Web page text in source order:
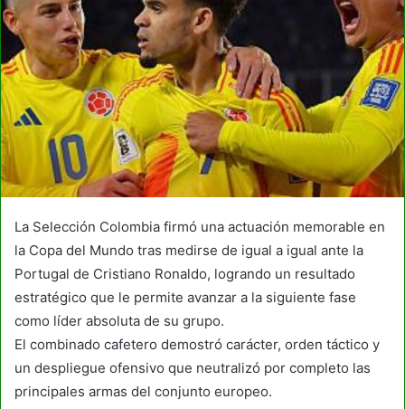
La Selección Colombia firmó una actuación memorable en
la Copa del Mundo tras medirse de igual a igual ante la
Portugal de Cristiano Ronaldo, logrando un resultado
estratégico que le permite avanzar a la siguiente fase
como líder absoluta de su grupo.
El combinado cafetero demostró carácter, orden táctico y
un despliegue ofensivo que neutralizó por completo las
principales armas del conjunto europeo.